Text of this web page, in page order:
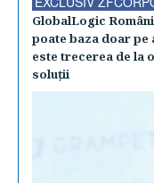
GlobalLogic
poate baza doar
este trecerea de la
soluţii